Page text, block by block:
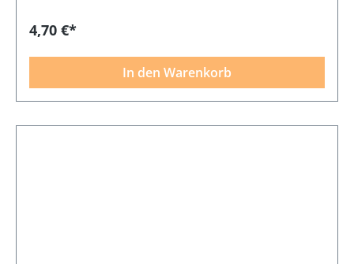
4,70 €*
In den Warenkorb